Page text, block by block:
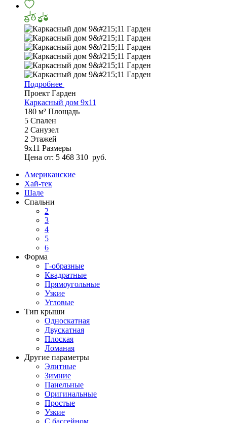
Подробнее
Проект Гарден
Каркасный дом 9х11
180 м² Площадь
5 Спален
2 Санузел
2 Этажей
9х11 Размеры
Цена от: 5 468 310 руб.
Американские
Хай-тек
Шале
Спальни
2
3
4
5
6
Форма
Г-образные
Квадратные
Прямоугольные
Узкие
Угловые
Тип крыши
Односкатная
Двускатная
Плоская
Ломаная
Другие параметры
Элитные
Зимние
Панельные
Оригинальные
Простые
Узкие
С бассейном